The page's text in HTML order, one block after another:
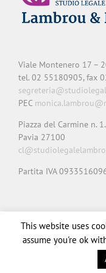
Viale Montenero 17 –
tel. 02 55180905, fax
PEC
Piazza del Carmine n. 1.
Pavia 27100
Partita IVA
Privacy Cookie Note
This website uses
assume you're ok